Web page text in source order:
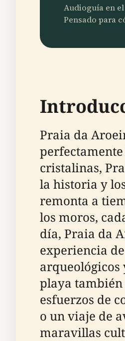
Audioguía en
Pensado para
Praia da
cristalinas,
la historia y
remonta a
los moros,
día, Praia da
experiencia
arqueológicos
playa
esfuerzos de
o un viaje de
maravillas